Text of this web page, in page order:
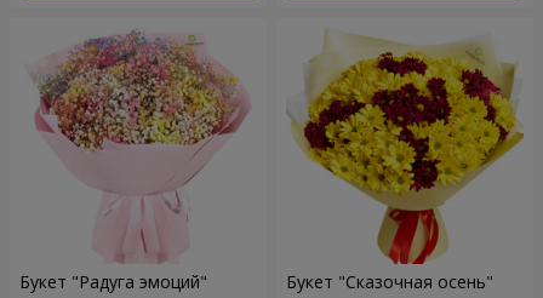
Букет "Радуга эмоций" Букет "Сказочная осень"